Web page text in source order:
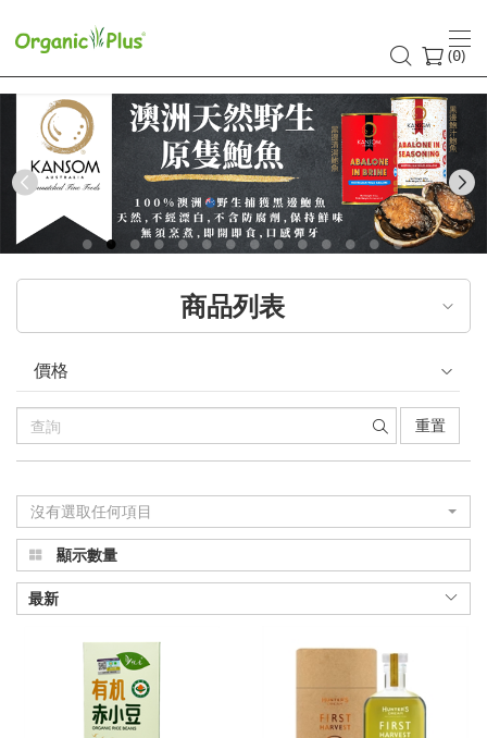
香
港
有
機
食
品
店
嚴
選
歐
美
產
品
真
正
(0)
Previous
商品列表
價格
重置
沒有選取任何項目
顯示數量
最新